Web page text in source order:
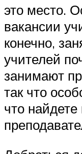
это место.
вакансии
конечно,
учителей
занимают
так что
что